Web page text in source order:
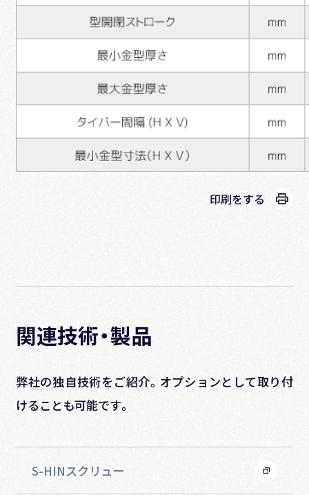
印刷をする
関連技術・製品
弊社の独自技術をご紹介。オプションとして取り付
けることも可能です。
S-HINスクリュー